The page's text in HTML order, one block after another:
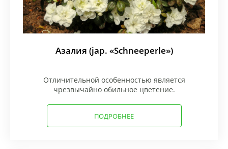
Азалия (jap. «Schneeperle»)
Отличительной особенностью является
чрезвычайно обильное цветение.
ПОДРОБНЕЕ